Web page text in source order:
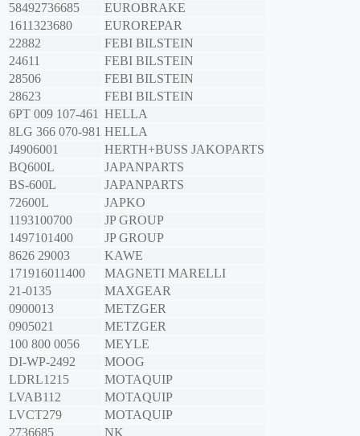
58492736685
EUROBRAKE
1611323680
EUROREPAR
22882
FEBI BILSTEIN
24611
FEBI BILSTEIN
28506
FEBI BILSTEIN
28623
FEBI BILSTEIN
6PT 009 107-461 HELLA
8LG 366 070-981 HELLA
J4906001
HERTH+BUSS JAKOPARTS
BQ600L
JAPANPARTS
BS-600L
JAPANPARTS
72600L
JAPKO
1193100700
JP GROUP
1497101400
JP GROUP
8626 29003
KAWE
171916011400
MAGNETI MARELLI
21-0135
MAXGEAR
0900013
METZGER
0905021
METZGER
100 800 0056
MEYLE
DI-WP-2492
MOOG
LDRL1215
MOTAQUIP
LVAB112
MOTAQUIP
LVCT279
MOTAQUIP
2736685
NK